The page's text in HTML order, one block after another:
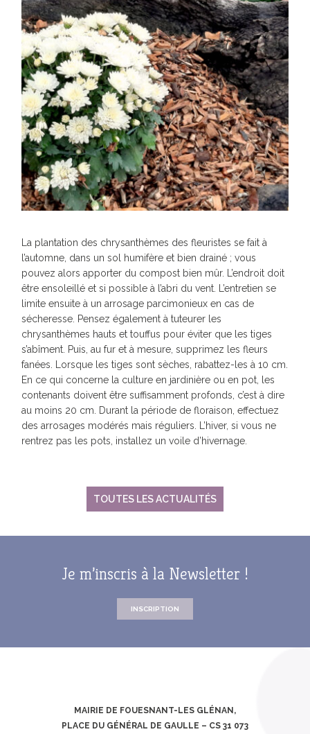
La plantation des chrysanthèmes des fleuristes se fait à
l’automne, dans un sol humifère et bien drainé ; vous
pouvez alors apporter du compost bien mûr. L’endroit doit
être ensoleillé et si possible à l’abri du vent. L’entretien se
limite ensuite à un arrosage parcimonieux en cas de
sécheresse. Pensez également à tuteurer les
chrysanthèmes hauts et touffus pour éviter que les tiges
s’abîment. Puis, au fur et à mesure, supprimez les fleurs
fanées. Lorsque les tiges sont sèches, rabattez-les à 10 cm.
En ce qui concerne la culture en jardinière ou en pot, les
contenants doivent être suffisamment profonds, c’est à dire
au moins 20 cm. Durant la période de floraison, effectuez
des arrosages modérés mais réguliers. L’hiver, si vous ne
rentrez pas les pots, installez un voile d’hivernage.
TOUTES LES ACTUALITÉS
Je m’inscris à la Newsletter !
INSCRIPTION
MAIRIE DE FOUESNANT-LES GLÉNAN,
PLACE DU GÉNÉRAL DE GAULLE – CS 31 073